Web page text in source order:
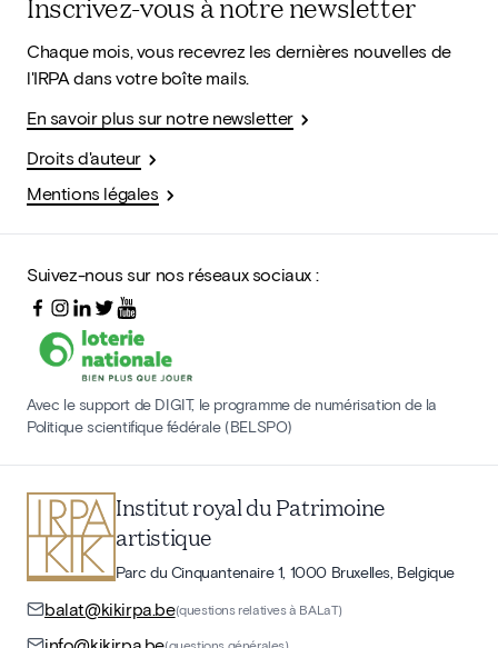
Chaque mois, vous recevrez les dernières nouvelles de
l'IRPA dans votre boîte mails.
En savoir plus sur notre newsletter
Droits d'auteur
Mentions légales
Suivez-nous sur nos réseaux sociaux :
Avec le support de DIGIT, le programme de numérisation de la
Politique scientifique fédérale (BELSPO)
Institut royal du Patrimoine
artistique
Parc du Cinquantenaire 1, 1000 Bruxelles, Belgique
balat@kikirpa.be(questions relatives à BALaT)
(questions générales)